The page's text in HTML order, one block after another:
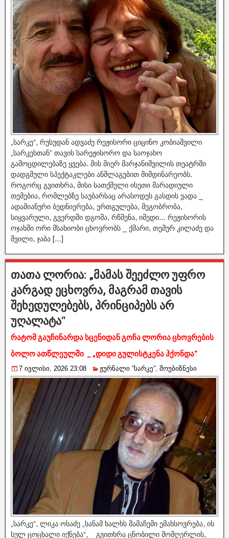
„სარკე“, რუსუდან ადვაძე რეჟისორი ციცინო კობიაშვილი
„სარკესთან” თავის სარეჟისორო და საოჯახო
გამოცდილებაზე ყვება. მის მიერ მარჯანიშვილის თეატრში
დადგმული სპექტაკლები ანშლაგებით მიმდინარეობს.
როგორც გვითხრა, მისი სათქმელი ისეთი მარადიული
თემებია, რომლებზე საუბარსაც არასოდეს გასდის ვადა _
ადამიანური ბედნიერება, ერთგულება, მეგობრობა,
სიყვარული, გვერდში დგომა, რწმენა, იმედი… რეჟისორის
ოჯახში ორი მსახიობი ცხოვრობს _ ქმარი, თემურ კილაძე და
შვილი, ჯაბა […]
თათა ლორია: „მამას შეეძლო უფრო
კარგად ეცხოვრა, მაგრამ თავის
შეხედულებებს, პრინციპებს არ
უღალატა“
რატომ გაუჩინარდა სცენიდან გოჩა ლორია ცხოვრების
ბოლო ათწლეულში _ „დიდი გულისტკენა ჰქონდა“
7 ივლისი, 2026 23:08 ჟურნალი ”სარკე”, შოუბიზნესი
„სარკე“, ლიკა ოსაძე „სანამ ხალხს მამაჩემი ემახსოვრება, ის
სულ ცოცხალი იქნება“, _ გვითხრა ცნობილი მომღერლის,